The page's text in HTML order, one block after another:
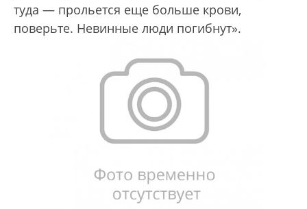
туда — прольется еще больше крови,
поверьте. Невинные люди погибнут».